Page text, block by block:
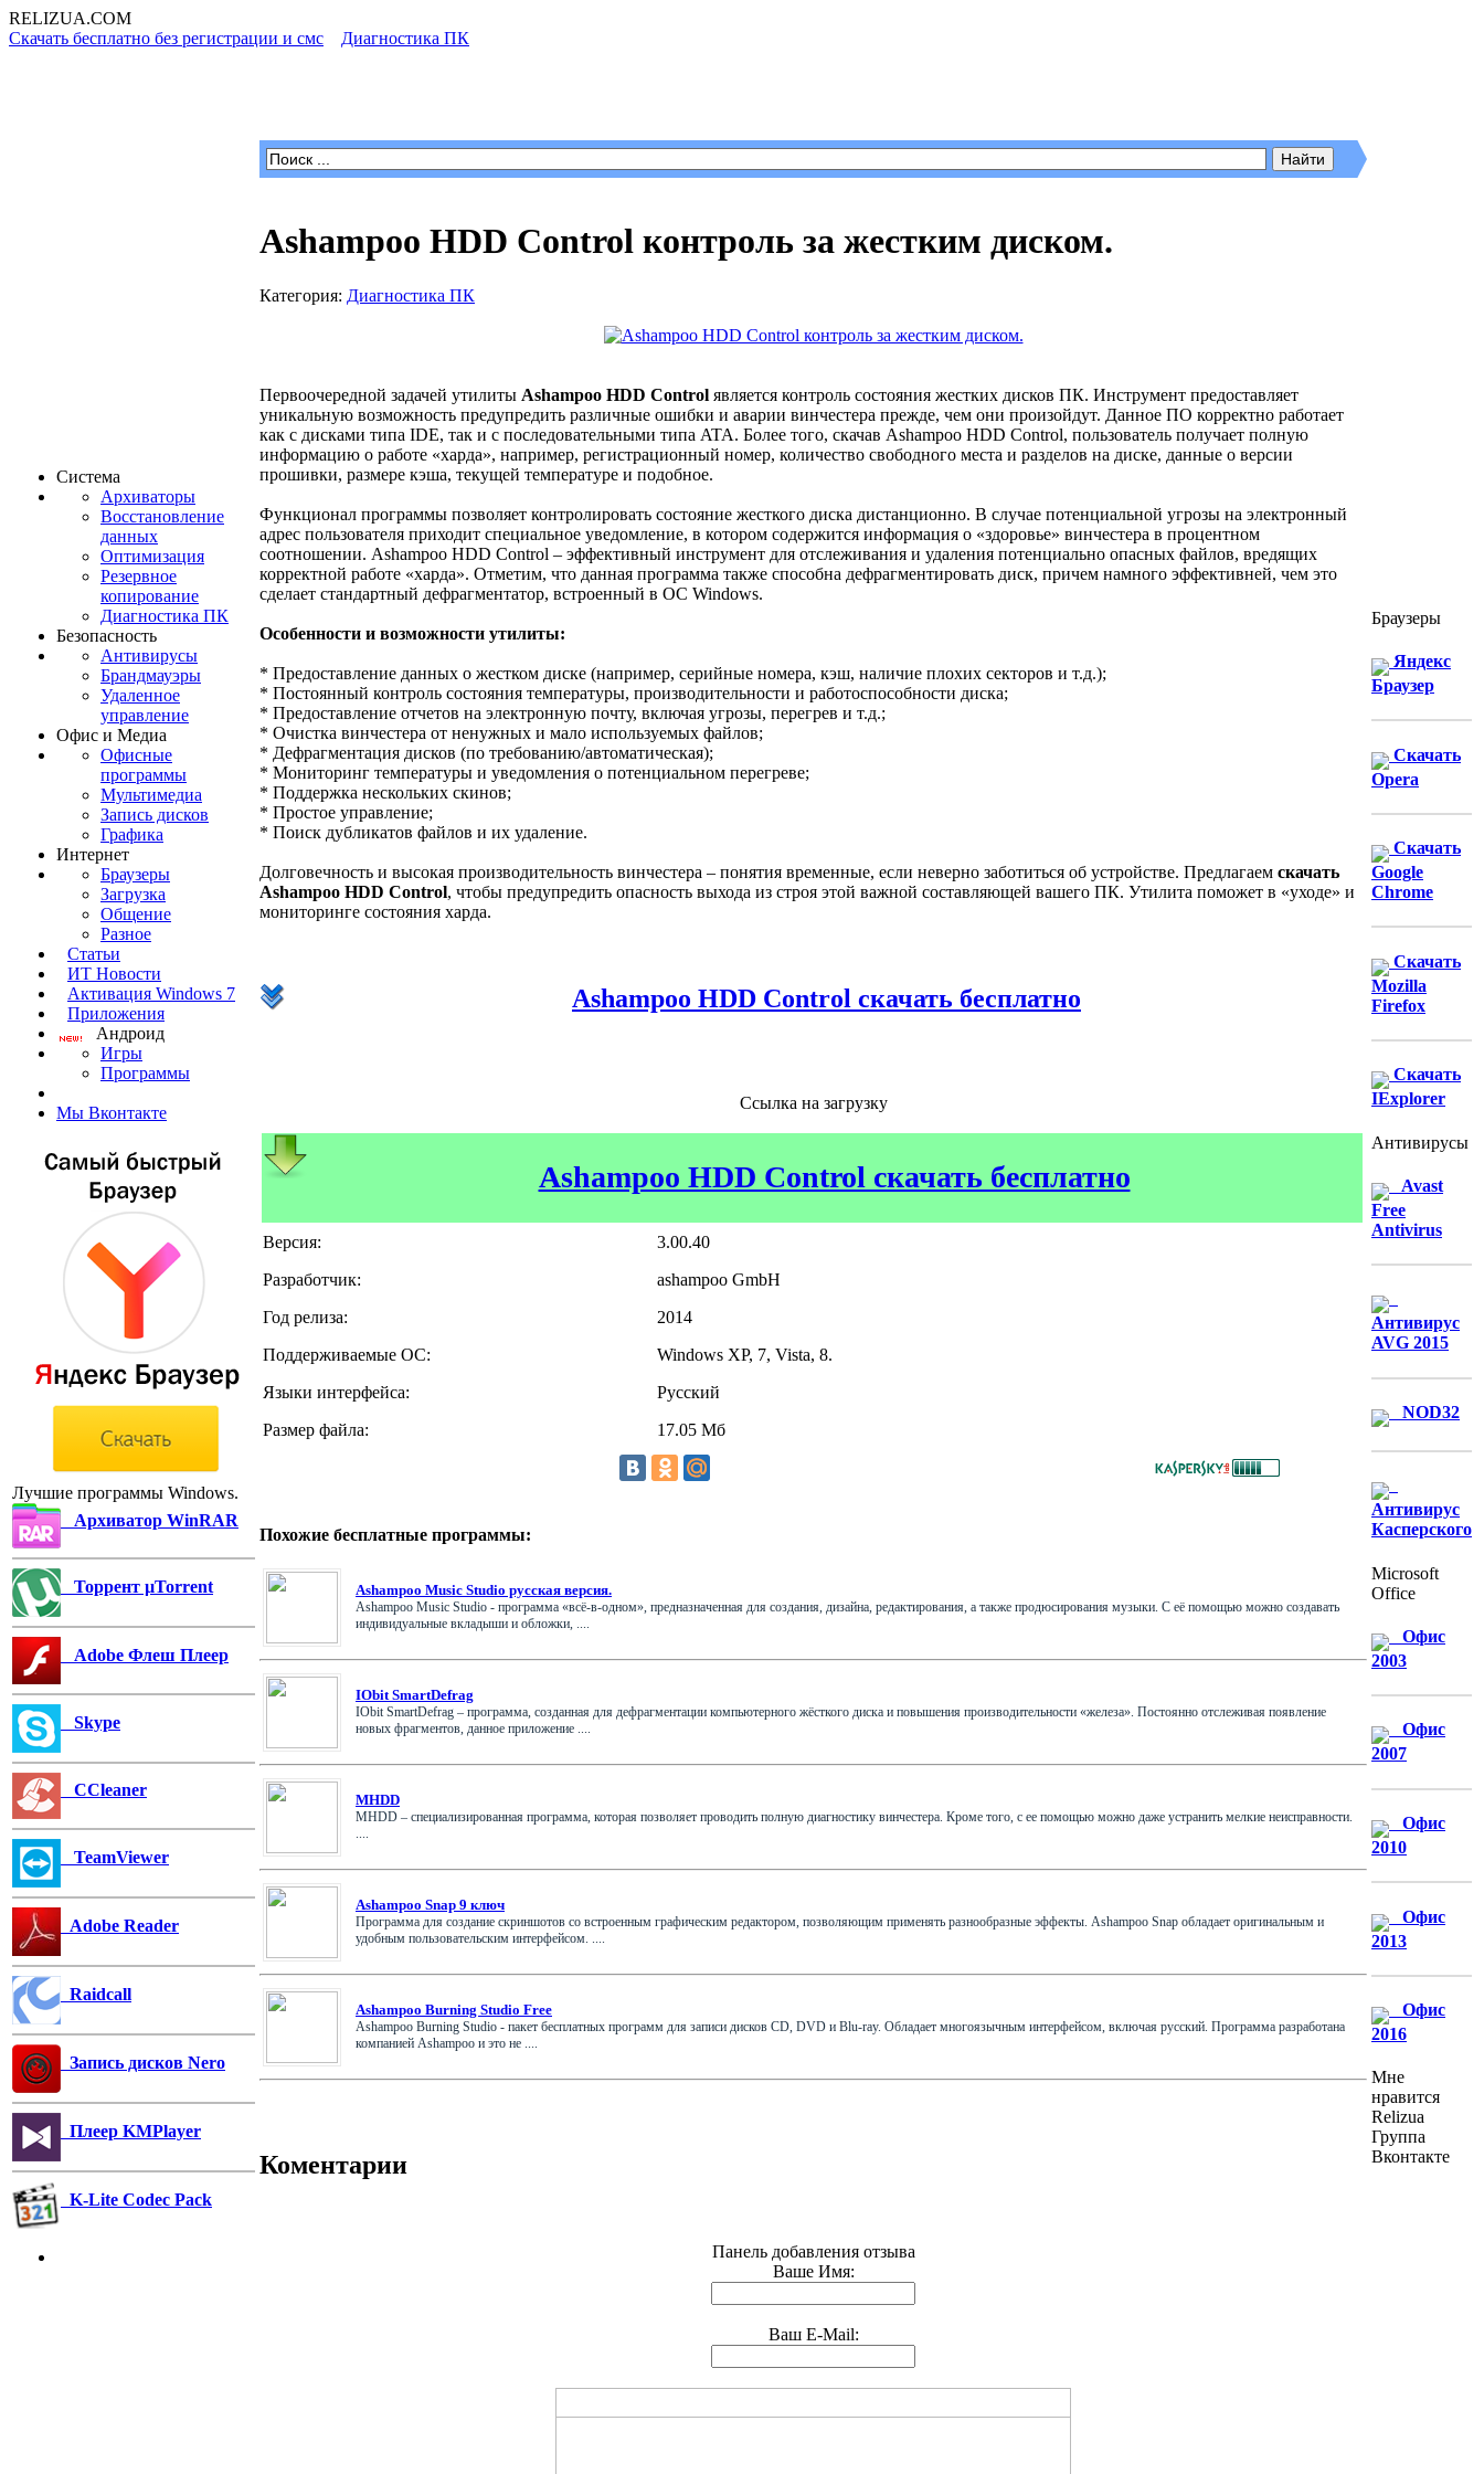
RELIZUA.COM
Скачать бесплатно без регистрации и смс
Диагностика ПК
Система
Архиваторы
Восстановление
данных
Оптимизация
Резервное
копирование
Диагностика ПК
Безопасность
Антивирусы
Брандмауэры
Удаленное
управление
Офис и Медиа
Офисные
программы
Мультимедиа
Запись дисков
Графика
Интернет
Браузеры
Загрузка
Общение
Разное
Статьи
ИТ Новости
Активация Windows 7
Приложения
Андроид
Игры
Программы
Мы Вконтакте
Лучшие программы Windows.
Архиватор WinRAR
Торрент µTorrent
Adobe Флеш Плеер
Skype
CCleaner
TeamViewer
Adobe Reader
Raidcall
Запись дисков Nero
Плеер KMPlayer
K-Lite Codec Pack
Ashampoo HDD Control контроль за жестким диском.
Категория: Диагностика ПК
Первоочередной задачей утилиты Ashampoo HDD Control является контроль состояния жестких дисков ПК. Инструмент предоставляет
уникальную возможность предупредить различные ошибки и аварии винчестера прежде, чем они произойдут. Данное ПО корректно работает
как с дисками типа IDE, так и с последовательными типа ATA. Более того, скачав Ashampoo HDD Control, пользователь получает полную
информацию о работе «харда», например, регистрационный номер, количество свободного места и разделов на диске, данные о версии
прошивки, размере кэша, текущей температуре и подобное.
Функционал программы позволяет контролировать состояние жесткого диска дистанционно. В случае потенциальной угрозы на электронный
адрес пользователя приходит специальное уведомление, в котором содержится информация о «здоровье» винчестера в процентном
соотношении. Ashampoo HDD Control – эффективный инструмент для отслеживания и удаления потенциально опасных файлов, вредящих
корректной работе «харда». Отметим, что данная программа также способна дефрагментировать диск, причем намного эффективней, чем это
сделает стандартный дефрагментатор, встроенный в ОС Windows.
Особенности и возможности утилиты:
* Предоставление данных о жестком диске (например, серийные номера, кэш, наличие плохих секторов и т.д.);
* Постоянный контроль состояния температуры, производительности и работоспособности диска;
* Предоставление отчетов на электронную почту, включая угрозы, перегрев и т.д.;
* Очистка винчестера от ненужных и мало используемых файлов;
* Дефрагментация дисков (по требованию/автоматическая);
* Мониторинг температуры и уведомления о потенциальном перегреве;
* Поддержка нескольких скинов;
* Простое управление;
* Поиск дубликатов файлов и их удаление.
Долговечность и высокая производительность винчестера – понятия временные, если неверно заботиться об устройстве. Предлагаем скачать
Ashampoo HDD Control, чтобы предупредить опасность выхода из строя этой важной составляющей вашего ПК. Утилита поможет в «уходе» и
мониторинге состояния харда.
Ashampoo HDD Control скачать бесплатно
Ссылка на загрузку
Ashampoo HDD Control скачать бесплатно
Версия:
3.00.40
Разработчик:
ashampoo GmbH
Год релиза:
2014
Поддерживаемые ОС:
Windows XP, 7, Vista, 8.
Языки интерфейса:
Русский
Размер файла:
17.05 Мб
Похожие бесплатные программы:
Ashampoo Music Studio русская версия.
Ashampoo Music Studio - программа «всё-в-одном», предназначенная для создания, дизайна, редактирования, а также продюсирования музыки. С её помощью можно создавать
индивидуальные вкладыши и обложки, ....
IObit SmartDefrag
IObit SmartDefrag – программа, созданная для дефрагментации компьютерного жёсткого диска и повышения производительности «железа». Постоянно отслеживая появление
новых фрагментов, данное приложение ....
MHDD
MHDD – специализированная программа, которая позволяет проводить полную диагностику винчестера. Кроме того, с ее помощью можно даже устранить мелкие неисправности.
Ashampoo Snap 9 ключ
Программа для создание скриншотов со встроенным графическим редактором, позволяющим применять разнообразные эффекты. Ashampoo Snap обладает оригинальным и
удобным пользовательским интерфейсом. ....
Ashampoo Burning Studio Free
Ashampoo Burning Studio - пакет бесплатных программ для записи дисков CD, DVD и Blu-ray. Обладает многоязычным интерфейсом, включая русский. Программа разработана
компанией Ashampoo и это не ....
Коментарии
Панель добавления отзыва
Ваше Имя:
Ваш E-Mail:
Браузеры
Яндекс
Браузер
Скачать
Opera
Скачать
Google
Chrome
Скачать
Mozilla
Firefox
Скачать
IExplorer
Антивирусы
Avast
Free
Antivirus
Антивирус
AVG 2015
NOD32
Антивирус
Касперского
Microsoft
Office
Офис
2003
Офис
2007
Офис
2010
Офис
2013
Офис
2016
Мне
нравится
Relizua
Группа
Вконтакте